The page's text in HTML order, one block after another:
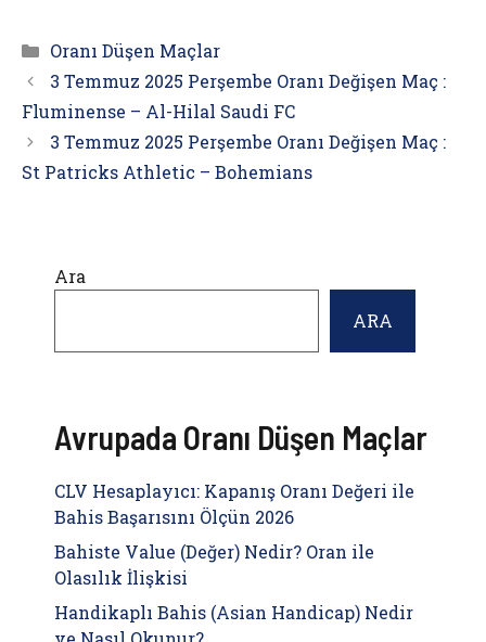
Kategoriler
Oranı Düşen Maçlar
3 Temmuz 2025 Perşembe Oranı Değişen Maç :
Fluminense – Al-Hilal Saudi FC
3 Temmuz 2025 Perşembe Oranı Değişen Maç :
St Patricks Athletic – Bohemians
Ara
ARA
Avrupada Oranı Düşen Maçlar
CLV Hesaplayıcı: Kapanış Oranı Değeri ile
Bahis Başarısını Ölçün 2026
Bahiste Value (Değer) Nedir? Oran ile
Olasılık İlişkisi
Handikaplı Bahis (Asian Handicap) Nedir